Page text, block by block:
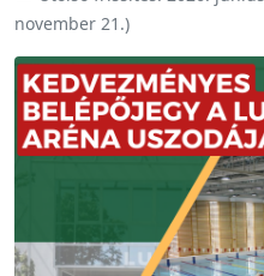
november 21.)